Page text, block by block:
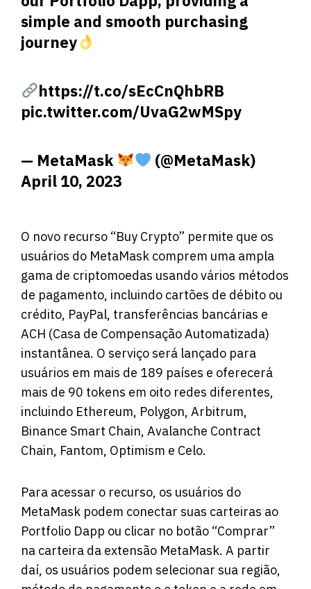
simple and smooth purchasing
journey
https://t.co/sEcCnQhbRB
pic.twitter.com/UvaG2wMSpy
— MetaMask
(@MetaMask)
April 10, 2023
O novo recurso “Buy Crypto” permite que os
usuários do MetaMask comprem uma ampla
gama de criptomoedas usando vários métodos
de pagamento, incluindo cartões de débito ou
crédito, PayPal, transferências bancárias e
ACH (Casa de Compensação Automatizada)
instantânea. O serviço será lançado para
usuários em mais de 189 países e oferecerá
mais de 90 tokens em oito redes diferentes,
incluindo Ethereum, Polygon, Arbitrum,
Binance Smart Chain, Avalanche Contract
Chain, Fantom, Optimism e Celo.
Para acessar o recurso, os usuários do
MetaMask podem conectar suas carteiras ao
Portfolio Dapp ou clicar no botão “Comprar”
na carteira da extensão MetaMask. A partir
daí, os usuários podem selecionar sua região,